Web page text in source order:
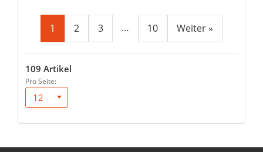
1 2 3 … 10 Weiter »
109 Artikel
Pro Seite:
12